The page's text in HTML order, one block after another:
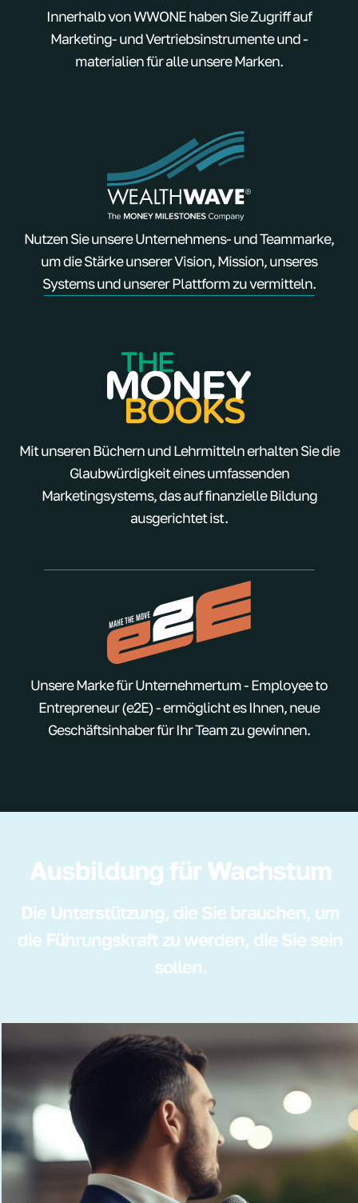
Innerhalb von WWONE haben Sie Zugriff auf
Marketing- und Vertriebsinstrumente und -
materialien für alle unsere Marken.
Nutzen Sie unsere Unternehmens- und Teammarke,
um die Stärke unserer Vision, Mission, unseres
Systems und unserer Plattform zu vermitteln.
Mit unseren Büchern und Lehrmitteln erhalten Sie die
Glaubwürdigkeit eines umfassenden
Marketingsystems, das auf finanzielle Bildung
ausgerichtet ist.
Unsere Marke für Unternehmertum - Employee to
Entrepreneur (e2E) - ermöglicht es Ihnen, neue
Geschäftsinhaber für Ihr Team zu gewinnen.
Ausbildung für Wachstum
Die Unterstützung, die Sie brauchen, um
die Führungskraft zu werden, die Sie sein
sollen.